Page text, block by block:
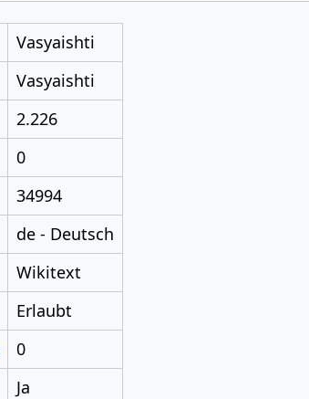
Vasyaishti
Vasyaishti
2.226
0
34994
de - Deutsch
Wikitext
Erlaubt
0
Ja